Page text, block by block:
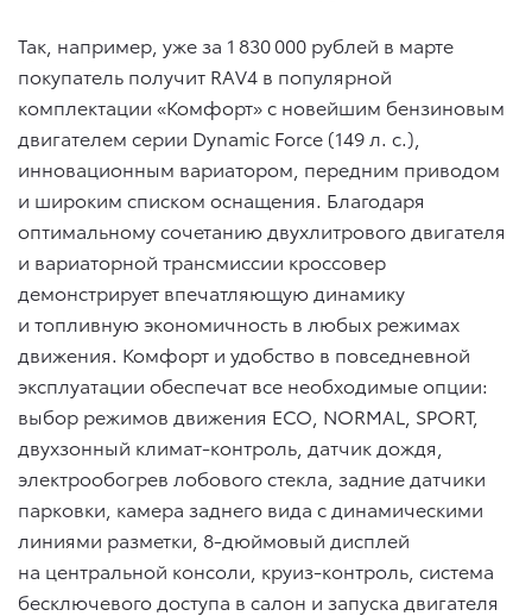
Так, например, уже за 1 830 000 рублей в марте
покупатель получит RAV4 в популярной
комплектации «Комфорт» с новейшим бензиновым
двигателем серии Dynamic Force (149 л. с.),
инновационным вариатором, передним приводом
и широким списком оснащения. Благодаря
оптимальному сочетанию двухлитрового двигателя
и вариаторной трансмиссии кроссовер
демонстрирует впечатляющую динамику
и топливную экономичность в любых режимах
движения. Комфорт и удобство в повседневной
эксплуатации обеспечат все необходимые опции:
выбор режимов движения ECO, NORMAL, SPORT,
двухзонный климат-контроль, датчик дождя,
электрообогрев лобового стекла, задние датчики
парковки, камера заднего вида с динамическими
линиями разметки, 8-дюймовый дисплей
на центральной консоли, круиз-контроль, система
бесключевого доступа в салон и запуска двигателя